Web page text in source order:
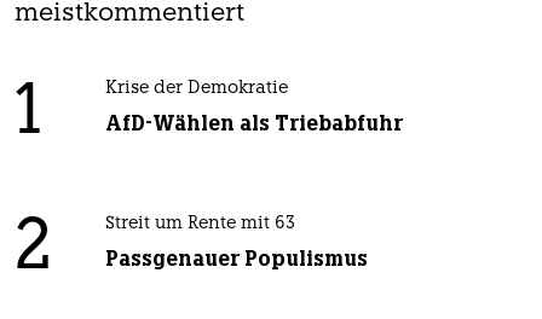
meistkommentiert
1 Krise der Demokratie
AfD-Wählen als Triebabfuhr
2 Streit um Rente mit 63
Passgenauer Populismus